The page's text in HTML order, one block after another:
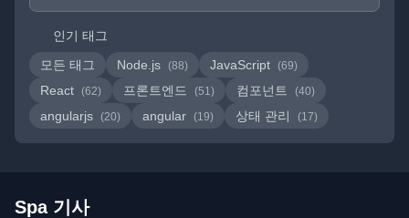
인기 태그
모든 태그
Node.js (88) JavaScript (69)
React (62) 프론트엔드 (51) 컴포넌트 (40)
angularjs (20) angular (19) 상태 관리 (17)
Spa 기사